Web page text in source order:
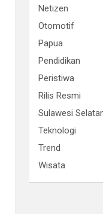
Netizen
Otomotif
Papua
Pendidikan
Peristiwa
Rilis Resmi
Sulawesi
Teknologi
Trend
Wisata